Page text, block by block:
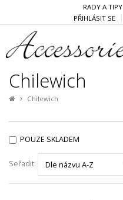
RADY A TIPY
PŘIHLÁSIT SE
Chilewich
Chilewich
POUZE SKLADEM
Seřadit: